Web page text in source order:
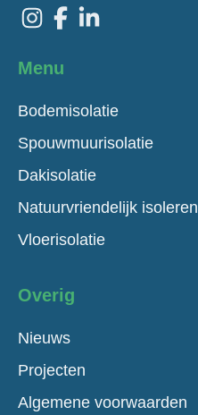
Menu
Bodemisolatie
Spouwmuurisolatie
Dakisolatie
Natuurvriendelijk isoleren
Vloerisolatie
Overig
Nieuws
Projecten
Algemene voorwaarden